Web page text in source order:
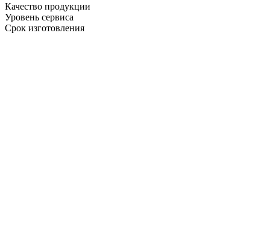
Качество продукции
Уровень сервиса
Срок изготовления